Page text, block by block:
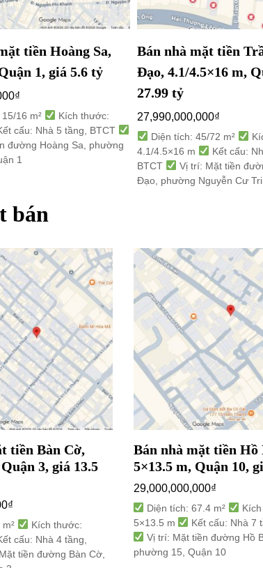
tiền Hoàng Sa,
1, giá 5.6 tỷ
₫
16 m²
Kích thước:
cấu: Nhà 5 tầng, BTCT
đường Hoàng Sa, phường
1
Bán nhà mặt tiền
Đạo, 4.1/4.5×16 m,
27.99 tỷ
27,990,000,000₫
Diện tích: 45/72 m²
4.1/4.5×16 m
Kết cấu:
BTCT
Vị trí: Mặt tiền
Đạo, phường Nguyễn Cư
bán
tiền Bàn Cờ,
3, giá 13.5
₫
Kích thước:
cấu: Nhà 4 tầng,
tiền đường Bàn Cờ,
Bán nhà mặt tiền Hồ
5×13.5 m, Quận 10,
29,000,000,000₫
Diện tích: 67.4 m²
5×13.5 m
Kết cấu: Nhà 7
Vị trí: Mặt tiền đường Hồ
phường 15, Quận 10